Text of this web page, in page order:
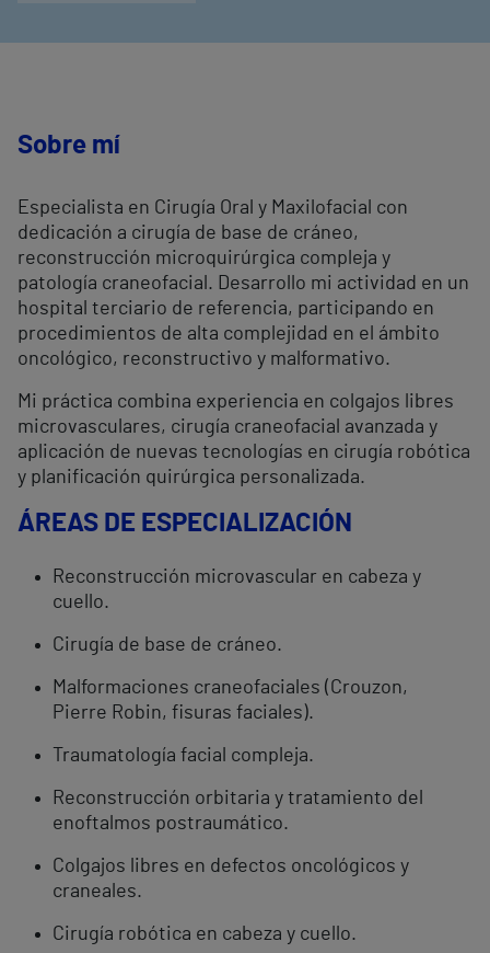
Sobre mí
Especialista en Cirugía Oral y Maxilofacial con
dedicación a cirugía de base de cráneo,
reconstrucción microquirúrgica compleja y
patología craneofacial. Desarrollo mi actividad en un
hospital terciario de referencia, participando en
procedimientos de alta complejidad en el ámbito
oncológico, reconstructivo y malformativo.
Mi práctica combina experiencia en colgajos libres
microvasculares, cirugía craneofacial avanzada y
aplicación de nuevas tecnologías en cirugía robótica
y planificación quirúrgica personalizada.
ÁREAS DE ESPECIALIZACIÓN
Reconstrucción microvascular en cabeza y
cuello.
Cirugía de base de cráneo.
Malformaciones craneofaciales (Crouzon,
Pierre Robin, fisuras faciales).
Traumatología facial compleja.
Reconstrucción orbitaria y tratamiento del
enoftalmos postraumático.
Colgajos libres en defectos oncológicos y
craneales.
Cirugía robótica en cabeza y cuello.